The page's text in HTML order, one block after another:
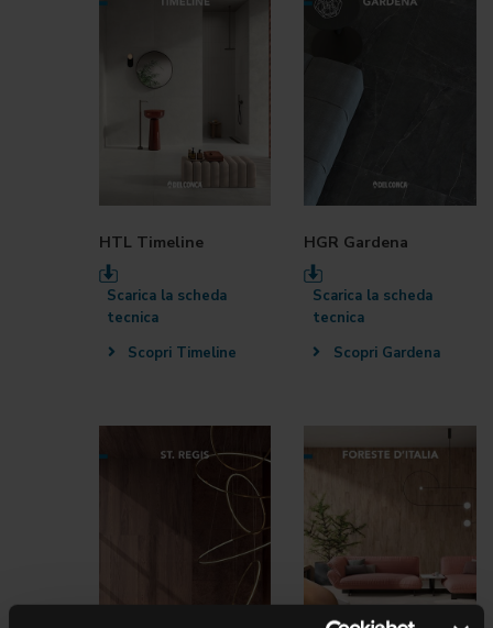
HTL Timeline
Scarica la scheda
tecnica
Scopri Timeline
HGR Gardena
Scarica la scheda
tecnica
Scopri Gardena